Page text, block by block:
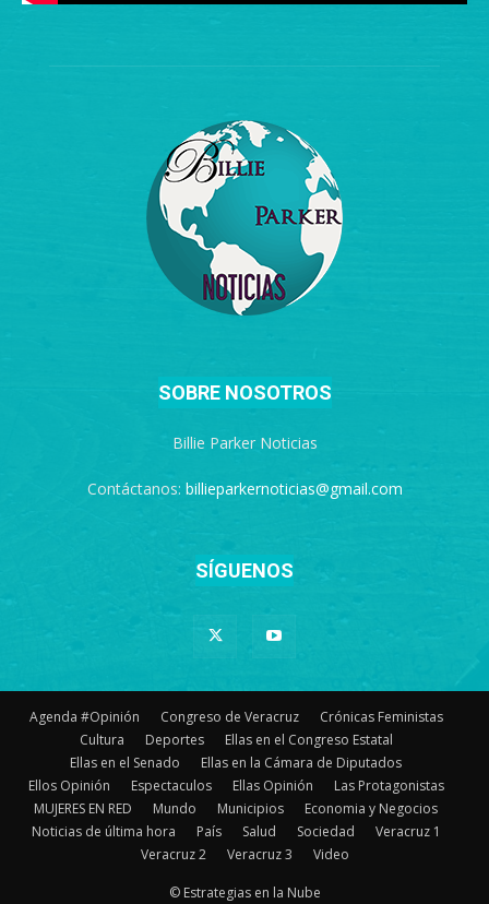
SOBRE NOSOTROS
Billie Parker Noticias
Contáctanos: billieparkernoticias@gmail.com
SÍGUENOS
Agenda #Opinión Congreso de Veracruz
Crónicas Feministas
Cultura
Deportes
Ellas en el Congreso Estatal
Ellas en el Senado
Ellas en la Cámara de Diputados
Ellos Opinión
Espectaculos Ellas Opinión
Las Protagonistas
MUJERES EN RED
Mundo Municipios
Economia y Negocios
Noticias de última hora
País Salud Sociedad
Veracruz 1
Veracruz 2
Veracruz 3 Video
© Estrategias en la Nube